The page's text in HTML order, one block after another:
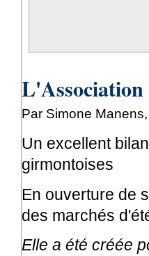
L'Association
Par Simone
Un excellent
girmontoises
En ouverture de
des marchés
Elle a été créée